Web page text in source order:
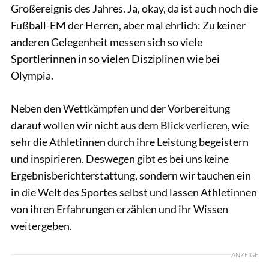
Großereignis des Jahres. Ja, okay, da ist auch noch die
Fußball-EM der Herren, aber mal ehrlich: Zu keiner
anderen Gelegenheit messen sich so viele
Sportlerinnen in so vielen Disziplinen wie bei
Olympia.
Neben den Wettkämpfen und der Vorbereitung
darauf wollen wir nicht aus dem Blick verlieren, wie
sehr die Athletinnen durch ihre Leistung begeistern
und inspirieren. Deswegen gibt es bei uns keine
Ergebnisberichterstattung, sondern wir tauchen ein
in die Welt des Sportes selbst und lassen Athletinnen
von ihren Erfahrungen erzählen und ihr Wissen
weitergeben.
ANZEIGE